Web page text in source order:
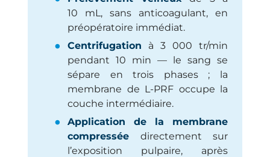
10 mL, sans anticoagulant, en
préopératoire immédiat.
Centrifugation à 3 000 tr/min
pendant 10 min — le sang se
sépare en trois phases ; la
membrane de L-PRF occupe la
couche intermédiaire.
Application de la membrane
compressée directement sur
l’exposition pulpaire, après